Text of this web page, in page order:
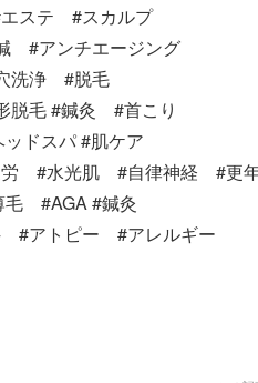
ステ #スカルプ
#アンチエージング
洗浄 #脱毛
脱毛 #鍼灸 #首こり
ドスパ #肌ケア
#水光肌 #自律神経 #更
毛 #AGA #鍼灸
#アトピー #アレルギー